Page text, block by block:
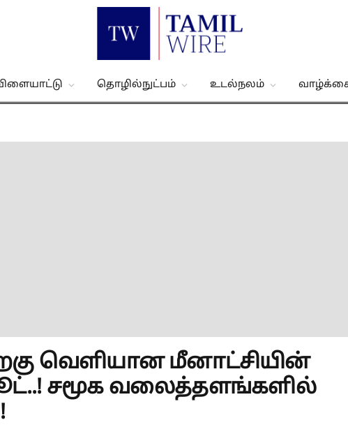
தொழில்நுட்பம் உடல்நலம்
வெளியான மீனாட்சியின்
சமூக வலைத்தளங்களில்